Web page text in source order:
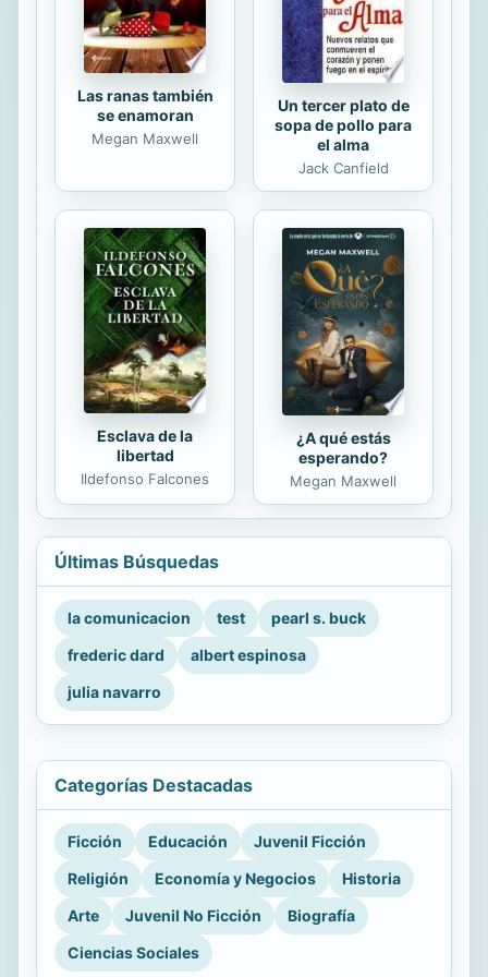
principales lineamientos que siguen
los jesuitas para...
Las ranas también
se enamoran
Megan Maxwell
Un tercer plato de
sopa de pollo para
el alma
Jack Canfield
Esclava de la
libertad
Ildefonso Falcones
¿A qué estás
esperando?
Megan Maxwell
Últimas Búsquedas
la comunicacion test
pearl s. buck
frederic dard
albert espinosa
julia navarro
Categorías Destacadas
Ficción Educación
Juvenil Ficción
Religión
Economía y Negocios
Historia
Arte
Juvenil No Ficción
Biografía
Ciencias Sociales